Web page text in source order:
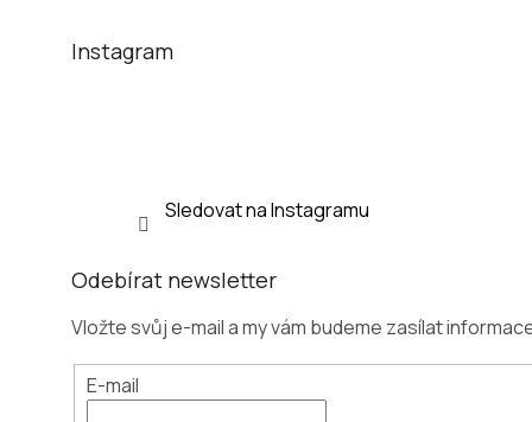
Instagram
Sledovat na Instagramu
Odebírat newsletter
Vložte svůj e-mail a my vám budeme zasílat
E-mail